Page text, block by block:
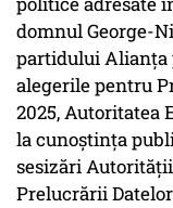
domnul George-
partidului Alianța
alegerile pentru
2025, Autoritatea
la cunoștința
sesizări
Prelucrării